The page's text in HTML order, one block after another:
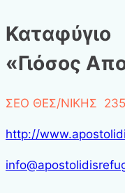
Καταφύγιο
«Γιόσος
ΣΕΟ ΘΕΣ/ΝΙΚΗΣ
http://